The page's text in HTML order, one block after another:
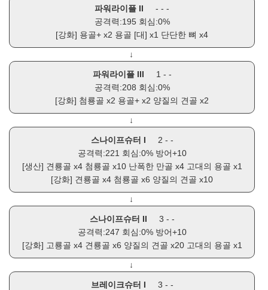
파워라이플 II
- - -
공격력:195 회심:0%
[강화] 용골+ x2 용골 [대] x1 단단한 뼈 x4
↓
파워라이플 III
1 - -
공격력:208 회심:0%
[강화] 첨룡골 x2 용골+ x2 양질의 견골 x2
↓
스나이프슈터 I
2 - -
공격력:221 회심:0% 방어+10
[생산] 견룡골 x4 첨룡골 x10 난폭한 만골 x4 고대의 용골 x1
[강화] 견룡골 x4 첨룡골 x6 양질의 견골 x10
↓
스나이프슈터 II
3 - -
공격력:247 회심:0% 방어+10
[강화] 고룡골 x4 견룡골 x6 양질의 견골 x20 고대의 용골 x1
↓
브레이크슈터 I
3 - -